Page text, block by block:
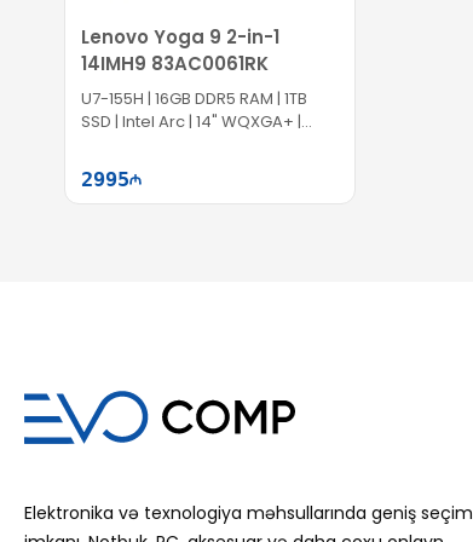
Lenovo Yoga 9 2-in-1
14IMH9 83AC0061RK
U7-155H | 16GB DDR5 RAM | 1TB
SSD | Intel Arc | 14" WQXGA+ |
2995
Elektronika və texnologiya məhsullarında geniş seçim